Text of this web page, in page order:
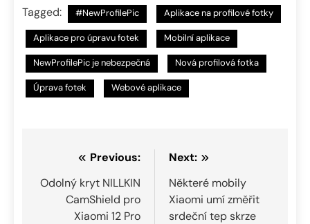
Tagged: #NewProfilePic Aplikace na profilové fotky
Aplikace pro úpravu fotek Mobilní aplikace
NewProfilePic je nebezpečná Nová profilová fotka
Úprava fotek Webové aplikace
Navigace
pro
příspěvek
Previous:
Odolný kryt NILLKIN
CamShield pro
Xiaomi 12 Pro
Next:
Některé mobily
Xiaomi umí změřit
srdeční tep skrze